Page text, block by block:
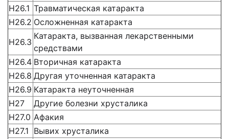
Н26.1 Травматическая катаракта
Н26.2 Осложненная катаракта
Н26.3
Катаракта, вызванная лекарственными
средствами
Н26.4 Вторичная катаракта
Н26.8 Другая уточненная катаракта
Н26.9 Катаракта неуточненная
Н27
Другие болезни хрусталика
Н27.0 Афакия
Н27.1 Вывих хрусталика